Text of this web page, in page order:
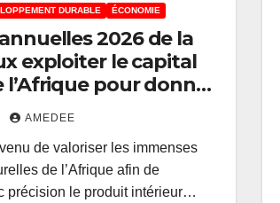
DURABLE ÉCONOMIE
2026 de la
exploiter le capital
pour donner
moyens de se
(experts)
AMEDEE
de valoriser les immenses
de l’Afrique afin de
précision le produit intérieur…